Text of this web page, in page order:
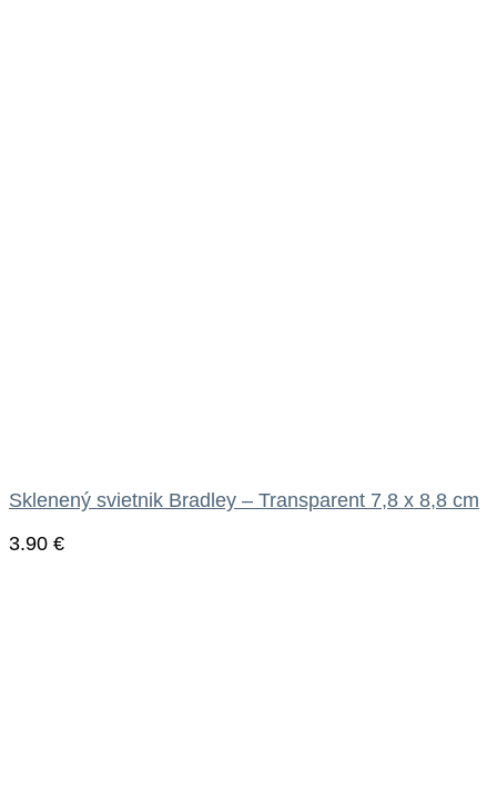
Sklenený svietnik Bradley – Transparent 7,8 x 8,8 cm
3.90 €